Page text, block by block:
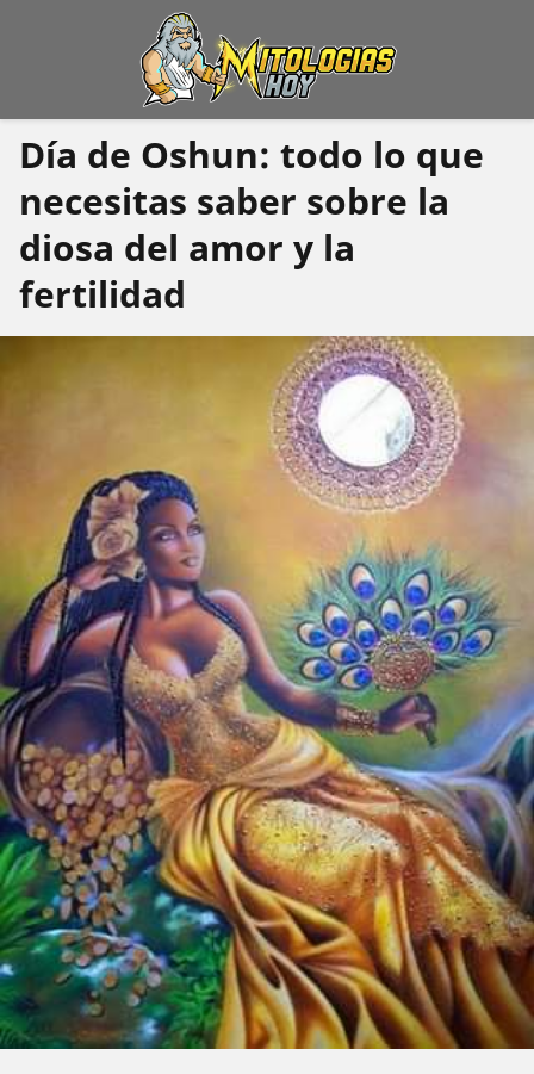
Día de Oshun: todo lo que
necesitas saber sobre la
diosa del amor y la
fertilidad